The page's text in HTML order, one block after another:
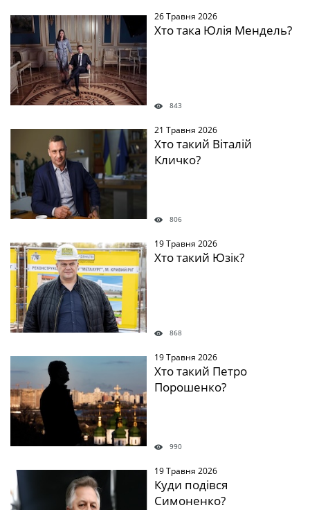
26 Травня 2026
Хто така Юлія Мендель?
843
21 Травня 2026
Хто такий Віталій
Кличко?
806
19 Травня 2026
Хто такий Юзік?
868
19 Травня 2026
Хто такий Петро
Порошенко?
990
19 Травня 2026
Куди подівся
Симоненко?